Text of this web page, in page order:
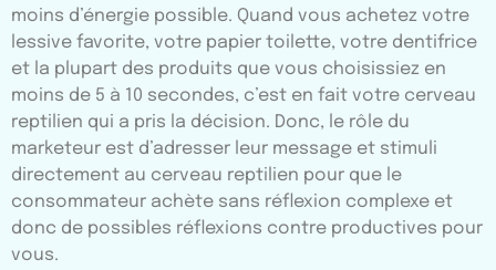
moins d’énergie possible. Quand vous achetez votre
lessive favorite, votre papier toilette, votre dentifrice
et la plupart des produits que vous choisissiez en
moins de 5 à 10 secondes, c’est en fait votre cerveau
reptilien qui a pris la décision. Donc, le rôle du
marketeur est d’adresser leur message et stimuli
directement au cerveau reptilien pour que le
consommateur achète sans réflexion complexe et
donc de possibles réflexions contre productives pour
vous.